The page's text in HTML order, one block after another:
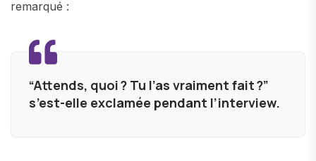
remarqué :
“Attends, quoi ? Tu l’as vraiment fait ?”
s’est-elle exclamée pendant l’interview.